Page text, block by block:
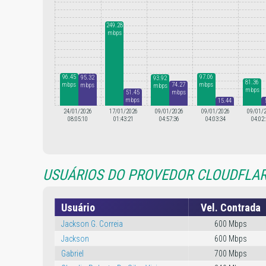
96.45
mbps
95.32
mbps
24/01/2026
08:05:10
249.28
mbps
51.45
mbps
17/01/2026
01:43:21
93.92
mbps 74.27
mbps
09/01/2026
04:57:36
97.06
mbps
15.44
mbps
09/01/2026
04:03:34
81.36
mbps
09/01/
USUÁRIOS DO PROVEDOR
Usuário Vel. Contrada
Jackson G. Correia
600 Mbps
Jackson
600 Mbps
Gabriel
700 Mbps